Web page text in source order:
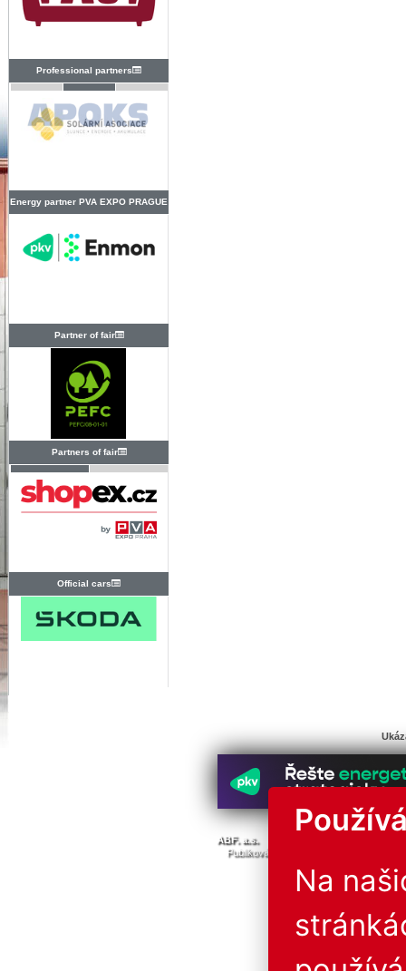
Professional partners
Energy partner PVA EXPO PRAGUE
Partner of fair
Partners of fair
Official cars
© Všechna
ABF. a.s.
Publikování nebo další šíření obsahu
Na